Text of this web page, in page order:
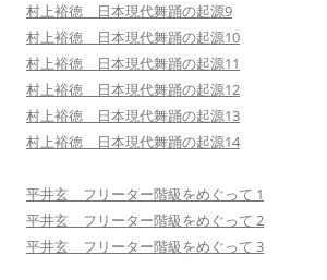
村上裕徳 日本現代舞踊の起源9
村上裕徳 日本現代舞踊の起源10
村上裕徳 日本現代舞踊の起源11
村上裕徳 日本現代舞踊の起源12
村上裕徳 日本現代舞踊の起源13
村上裕徳 日本現代舞踊の起源14
平井玄 フリーター階級をめぐって 1
平井玄 フリーター階級をめぐって 2
平井玄 フリーター階級をめぐって 3